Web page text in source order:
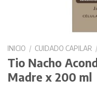
INICIO / CUIDADO CAPILAR /
Tio Nacho
Madre x 200 ml